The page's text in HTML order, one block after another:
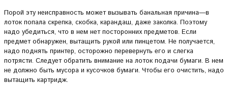
Порой эту неисправность может вызывать банальная причина—в
лоток попала скрепка, скобка, карандаш, даже заколка. Поэтому
надо убедиться, что в нем нет посторонних предметов. Если
предмет обнаружен, вытащить рукой или пинцетом. Не получается,
надо поднять принтер, осторожно перевернуть его и слегка
потрясти. Следует обратить внимание на лоток подачи бумаги. В нем
не должно быть мусора и кусочков бумаги. Чтобы его очистить, надо
вытащить картридж.